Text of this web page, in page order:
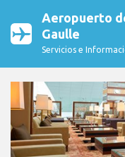
Aeropuerto
Gaulle
Servicios e